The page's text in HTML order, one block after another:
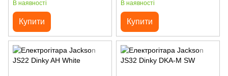
В наявності
Купити
В наявності
Купити